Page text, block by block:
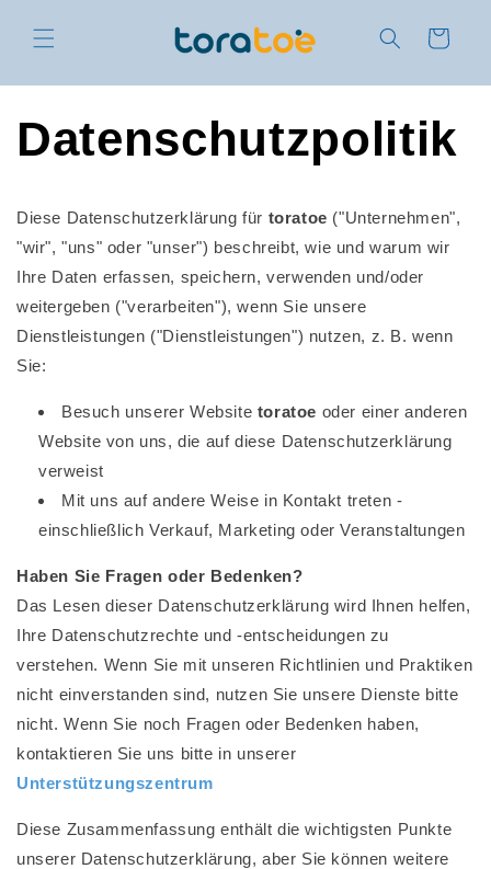
Inhalt
Warenkorb
Datenschutzpolitik
Diese Datenschutzerklärung für toratoe ("Unternehmen",
"wir", "uns" oder "unser") beschreibt, wie und warum wir
Ihre Daten erfassen, speichern, verwenden und/oder
weitergeben ("verarbeiten"), wenn Sie unsere
Dienstleistungen ("Dienstleistungen") nutzen, z. B. wenn
Sie:
Besuch unserer Website toratoe oder einer anderen
Website von uns, die auf diese Datenschutzerklärung
verweist
Mit uns auf andere Weise in Kontakt treten -
einschließlich Verkauf, Marketing oder Veranstaltungen
Haben Sie Fragen oder Bedenken?
Das Lesen dieser Datenschutzerklärung wird Ihnen helfen,
Ihre Datenschutzrechte und -entscheidungen zu
verstehen. Wenn Sie mit unseren Richtlinien und Praktiken
nicht einverstanden sind, nutzen Sie unsere Dienste bitte
nicht. Wenn Sie noch Fragen oder Bedenken haben,
kontaktieren Sie uns bitte in unserer
Unterstützungszentrum
Diese Zusammenfassung enthält die wichtigsten Punkte
unserer Datenschutzerklärung, aber Sie können weitere